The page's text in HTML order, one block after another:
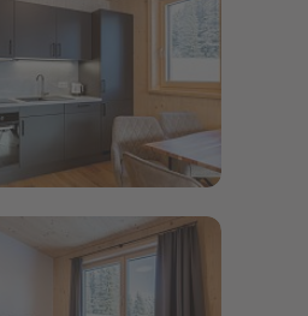
öffnen